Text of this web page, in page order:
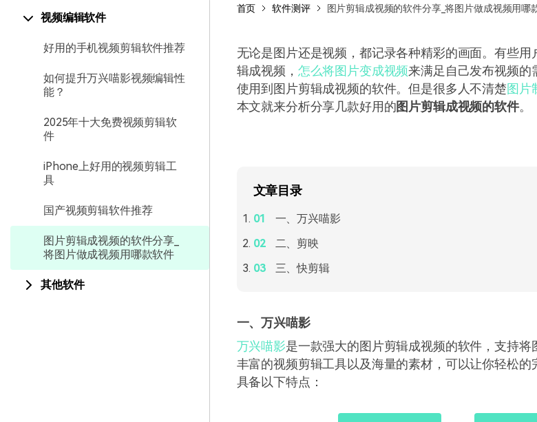
视频编辑软件
好用的手机视频剪辑软件推荐
如何提升万兴喵影视频编辑性
能？
2025年十大免费视频剪辑软
件
iPhone上好用的视频剪辑工
具
国产视频剪辑软件推荐
图片剪辑成视频的软件分享_
将图片做成视频用哪款软件
其他软件
首页 软件测评 图片剪辑成视频的软件分享_将图片做成视频用哪
无论是图片还是视频，都记录各种精彩的画面。有些
辑成视频， 怎么将图片变成视频来满足自己发布视频的
使用到图片剪辑成视频的软件。但是很多人不清楚图片
本文就来分析分享几款好用的图片剪辑成视频的软件。
文章目录
一、万兴喵影
二、剪映
三、快剪辑
一、万兴喵影
万兴喵影是一款强大的图片剪辑成视频的软件，支持将
丰富的视频剪辑工具以及海量的素材，可以让你轻松
具备以下特点：